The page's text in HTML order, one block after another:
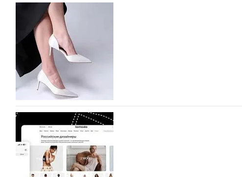
На участие в Московской неделе моды подано 1047
На участие в седьмой Московской неделе моды, которая
октября, уже подано 1047 заявок. Примерно половину из них
которых не были представлены в…
07.08.2026 615
BALLINA представит свои новинки на Euro Shoes
Компания BALLINA Guangzhou Lihuang Footwear Co., Ltd.,
Гуанчжоу, столице моды Китая, является профессиональной
разработку, производство и…
07.08.2026 473